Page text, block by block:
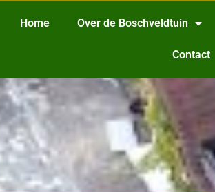
Home Over de Boschveldtuin
Contact